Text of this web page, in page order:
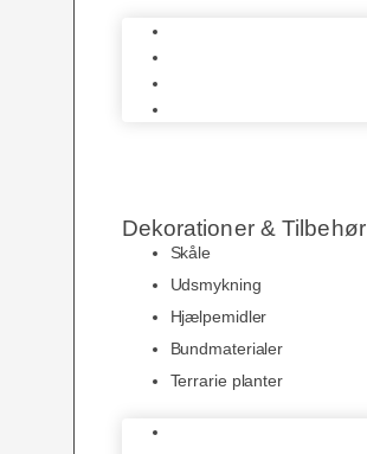
Dekorationer & Tilbehør
Skåle
Udsmykning
Hjælpemidler
Bundmaterialer
Terrarie planter